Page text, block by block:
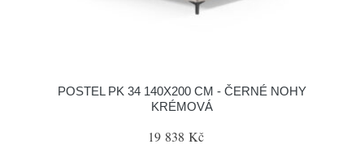
POSTEL PK 34 140X200 CM - ČERNÉ NOHY
KRÉMOVÁ
19 838 Kč